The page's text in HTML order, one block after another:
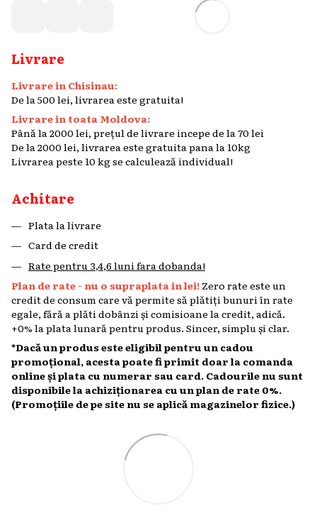
Livrare
Livrare in Chisinau:
De la 500 lei, livrarea este gratuita!
Livrare in toata Moldova:
Până la 2000 lei, prețul de livrare incepe de la 70 lei
De la 2000 lei, livrarea este gratuita pana la 10kg
Livrarea peste 10 kg se calculează individual!
Achitare
Plata la livrare
Card de credit
Rate pentru 3,4,6 luni fara dobanda!
Plan de rate - nu o supraplata in lei! Zero rate este un
credit de consum care vă permite să plătiți bunuri în rate
egale, fără a plăti dobânzi și comisioane la credit, adică.
+0% la plata lunară pentru produs. Sincer, simplu și clar.
*Dacă un produs este eligibil pentru un cadou
promoțional, acesta poate fi primit doar la comanda
online și plata cu numerar sau card. Cadourile nu sunt
disponibile la achiziționarea cu un plan de rate 0%.
(Promoțiile de pe site nu se aplică magazinelor fizice.)